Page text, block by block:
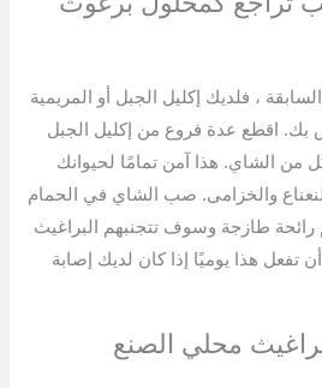
، فلديك إكليل الجبل أو المريمية
بك. اقطع عدة فروع من إكليل الجبل
من الشاي. هذا آمن تمامًا لحيوانك
والخزامى. صب الشاي في الحمام
طازجة وسوف تتجنبهم البراغيث
تفعل هذا يوميًا إذا كان لديك إصابة